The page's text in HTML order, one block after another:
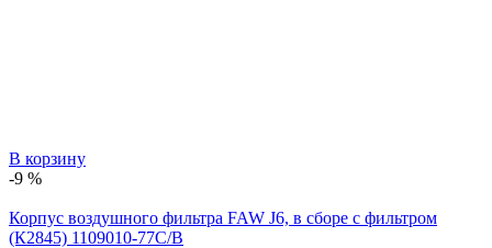
В корзину
-9 %
Корпус воздушного фильтра FAW J6, в сборе с фильтром
(К2845) 1109010-77С/В